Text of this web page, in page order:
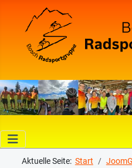
Aktuelle Seite: Start